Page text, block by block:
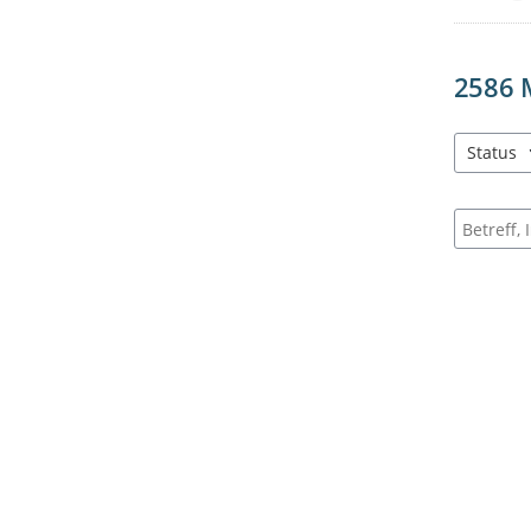
2586
Status
Suche